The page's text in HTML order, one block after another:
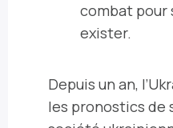
combat pour
exister.
Depuis un an,
les pronostics de